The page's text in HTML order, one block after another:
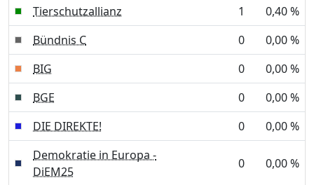
Tierschutzallianz
1
0,40 %
Bündnis C
0
0,00 %
BIG
0
0,00 %
BGE
0
0,00 %
DIE DIREKTE!
0
0,00 %
Demokratie in Europa -
DiEM25
0 0,00 %